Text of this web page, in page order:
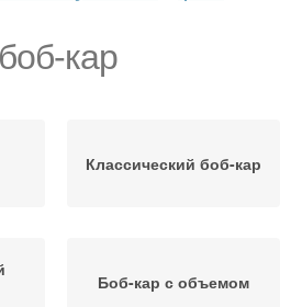
кар
Классический боб-кар
Боб-кар с объемом